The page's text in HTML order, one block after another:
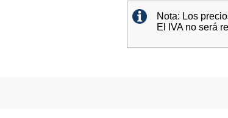
Nota: Los
El IVA no será